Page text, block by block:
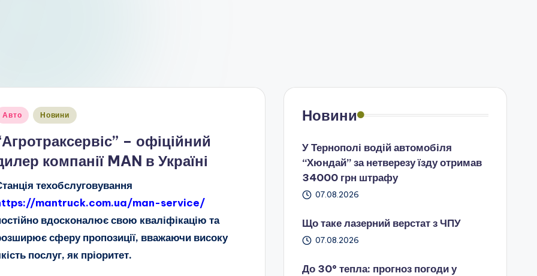
Авто Новини
– офіційний
компанії MAN в Україні
техобслуговування
mantruck.com.ua/man-service/
вдосконалює свою кваліфікацію та
сферу пропозиції, вважаючи високу
послуг, як пріоритет.
Новини
У Тернополі водій автомобіля
“Хюндай” за нетверезу їзду отримав
34000 грн штрафу
07.08.2026
Що таке лазерний верстат з ЧПУ
07.08.2026
До 30° тепла: прогноз погоди у